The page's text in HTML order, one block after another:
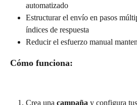
automatizado
Estructurar el envío en pasos
índices de respuesta
Reducir el esfuerzo manual
Cómo funciona:
Crea una campaña y configura